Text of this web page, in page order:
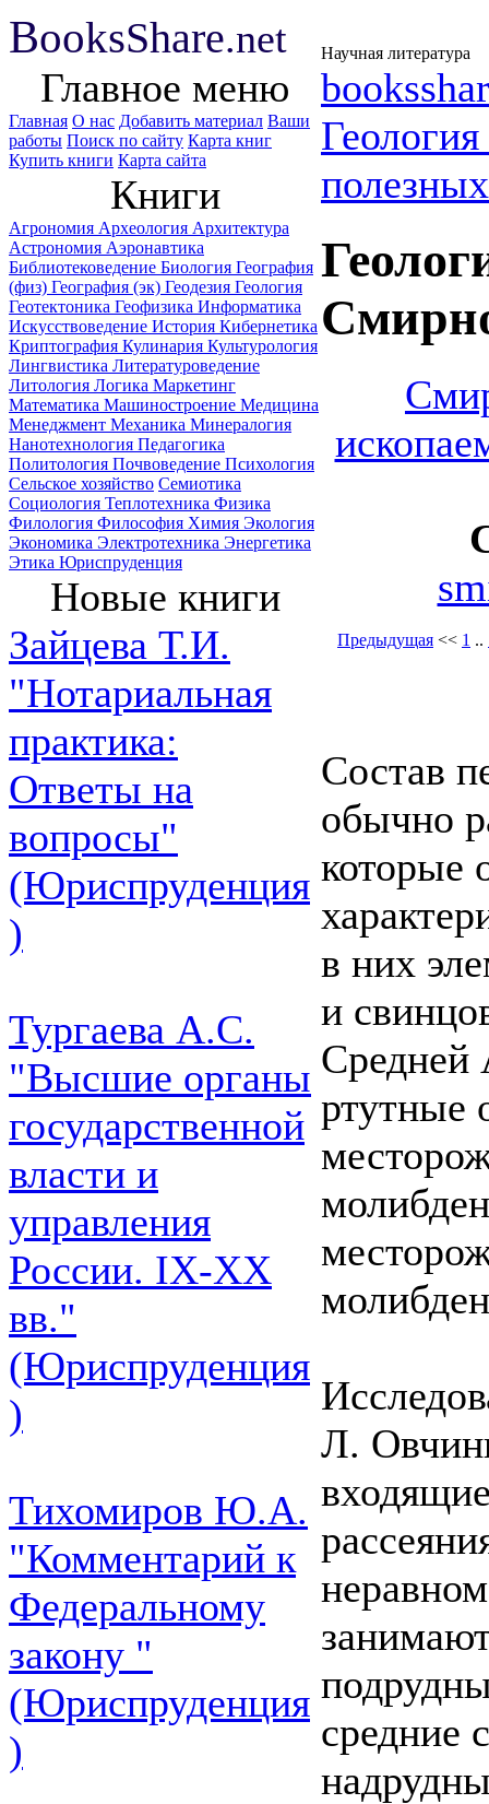
BooksShare.net Научная литература
Главное меню
Главная О нас Добавить материал Ваши
работы Поиск по сайту Карта книг
Купить книги Карта сайта
Книги
Агрономия Археология Архитектура
Астрономия Аэронавтика
Библиотековедение Биология География
(физ) География (эк) Геодезия Геология
Геотектоника Геофизика Информатика
Искусствоведение История Кибернетика
Криптография Кулинария Культурология
Лингвистика Литературоведение
Литология Логика Маркетинг
Математика Машиностроение Медицина
Менеджмент Механика Минералогия
Нанотехнология Педагогика
Политология Почвоведение Психология
Сельское хозяйство Семиотика
Социология Теплотехника Физика
Филология Философия Химия Экология
Экономика Электротехника Энергетика
Этика Юриспруденция
Новые книги
Зайцева Т.И.
"Нотариальная
практика:
Ответы на
вопросы"
(Юриспруденция
)
Тургаева А.С.
"Высшие органы
государственной
власти и
управления
России. IХ-ХХ
вв."
(Юриспруденция
)
Тихомиров Ю.А.
"Комментарий к
Федеральному
закону "
(Юриспруденция
)
Геология
Предыдущая << 1 ..
Состав
обычно
которые
в них
и
Средней
ртутные
Л.
средние